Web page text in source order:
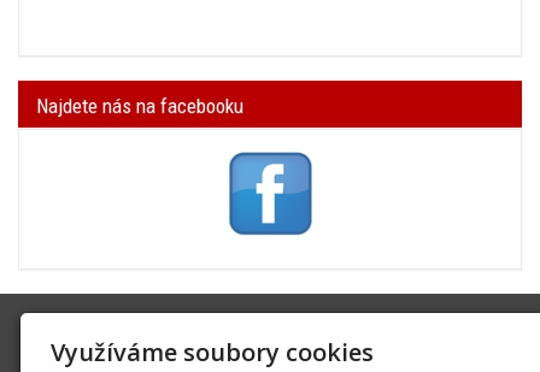
Najdete nás na facebooku
Na Spádu 2069/9, 40011 Ústí nad Labem
Využíváme soubory cookies